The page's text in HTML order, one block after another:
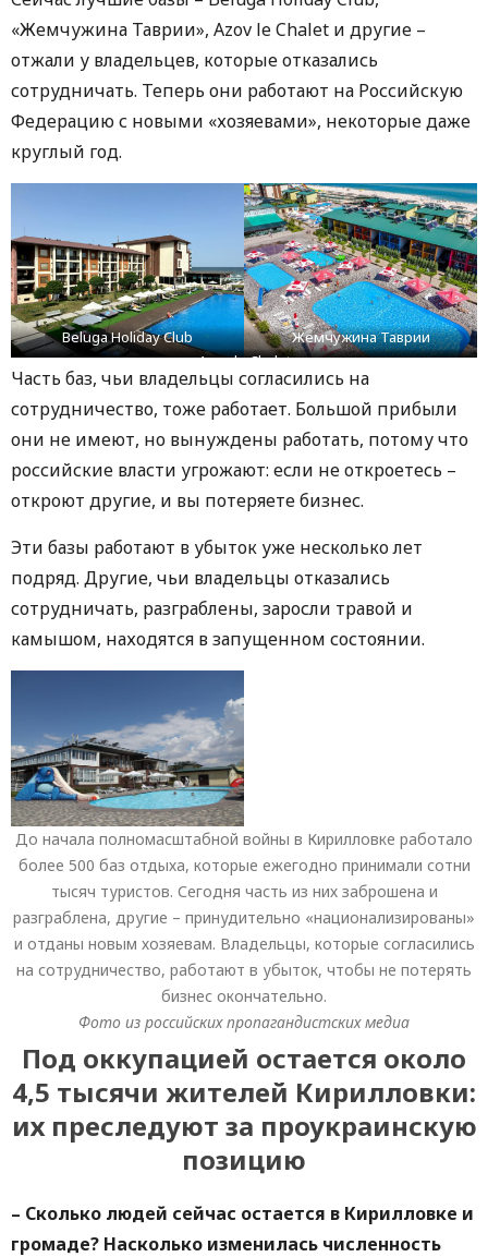
«Жемчужина Таврии», Azov le Chalet и другие –
отжали у владельцев, которые отказались
сотрудничать. Теперь они работают на Российскую
Федерацию с новыми «хозяевами», некоторые даже
круглый год.
Beluga Holiday Club
Жемчужина Таврии
Azov le Chalet
Часть баз, чьи владельцы согласились на
сотрудничество, тоже работает. Большой прибыли
они не имеют, но вынуждены работать, потому что
российские власти угрожают: если не откроетесь –
откроют другие, и вы потеряете бизнес.
Эти базы работают в убыток уже несколько лет
подряд. Другие, чьи владельцы отказались
сотрудничать, разграблены, заросли травой и
камышом, находятся в запущенном состоянии.
До начала полномасштабной войны в Кирилловке работало
более 500 баз отдыха, которые ежегодно принимали сотни
тысяч туристов. Сегодня часть из них заброшена и
разграблена, другие – принудительно «национализированы»
и отданы новым хозяевам. Владельцы, которые согласились
на сотрудничество, работают в убыток, чтобы не потерять
бизнес окончательно.
Фото из российских пропагандистских медиа
Под оккупацией остается около
4,5 тысячи жителей Кирилловки:
их преследуют за проукраинскую
позицию
– Сколько людей сейчас остается в Кирилловке и
громаде? Насколько изменилась численность